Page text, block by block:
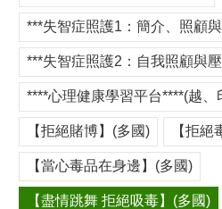
***失智症照護1：簡介、照顧
***失智症照護2：自我照顧與
****心理健康學習平台****(越、
【拒絕賭博】(多國) 【拒
【當心毒品在身邊】(多國)
【盡情跳舞 拒絕吸毒】(多國)